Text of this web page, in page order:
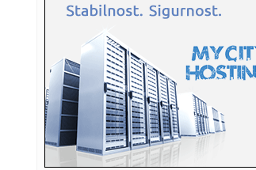
13:58:
planinara ...
13:58:Stanivuković najavio razne
autobu...
13:58:Generacija Z mijenja pravila
13:58:Ovo je fatalna bivša misica